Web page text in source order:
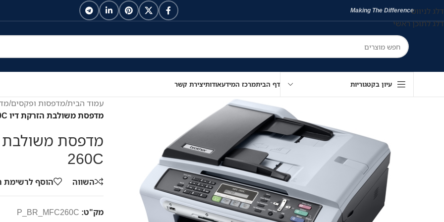
דלג לניווט
דלג לתוכן ראשי
Making The Difference
עיון בקטגוריות דף הביתמרכז המידעאודותיצירת קשר
עמוד הבית/מדפסות ופקסים/
מדפסת משולבת הזרקת דיו Brother MFC-260C
260C
השווה הוסף לרשימת
מק"ט: P_BR_MFC260C